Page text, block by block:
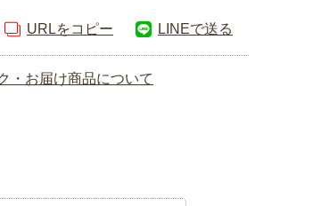
URLをコピー LINEで送る
・お届け商品について